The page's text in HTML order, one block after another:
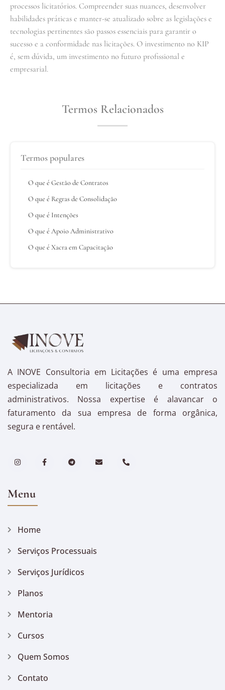
processos licitatórios. Compreender suas nuances, desenvolver
habilidades práticas e manter-se atualizado sobre as legislações e
tecnologias pertinentes são passos essenciais para garantir o
sucesso e a conformidade nas licitações. O investimento no KIP
é, sem dúvida, um investimento no futuro profissional e
empresarial.
Termos Relacionados
Termos populares
O que é Gestão de Contratos
O que é Regras de Consolidação
O que é Intenções
O que é Apoio Administrativo
O que é Xacra em Capacitação
A INOVE Consultoria em Licitações é uma empresa
especializada em licitações e contratos
administrativos. Nossa expertise é alavancar o
faturamento da sua empresa de forma orgânica,
segura e rentável.
Menu
Home
Serviços Processuais
Serviços Jurídicos
Planos
Mentoria
Cursos
Quem Somos
Contato